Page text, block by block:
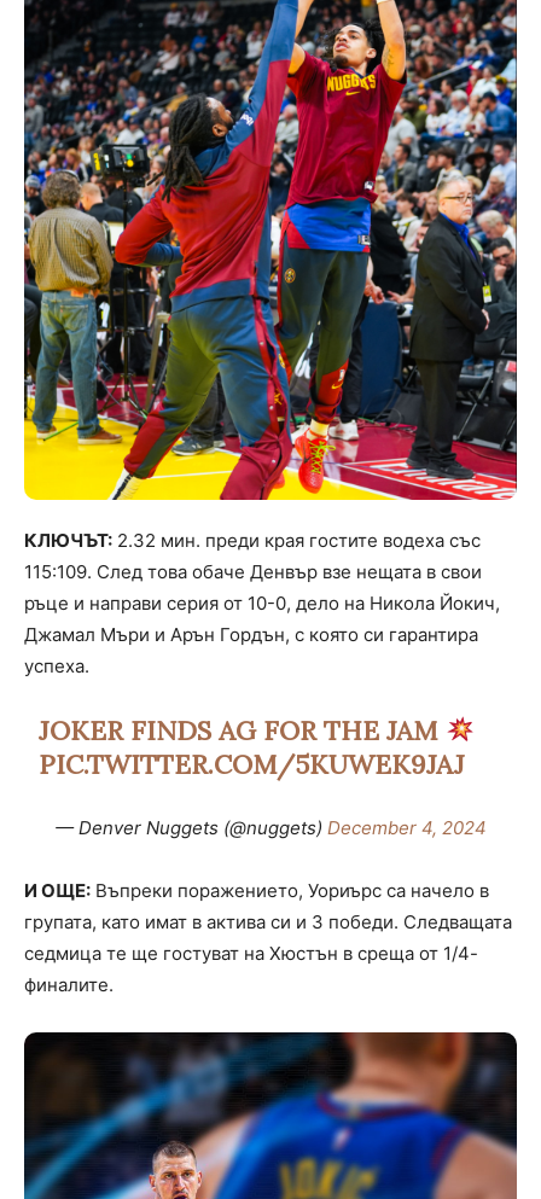
КЛЮЧЪТ: 2.32 мин. преди края гостите водеха със
115:109. След това обаче Денвър взе нещата в свои
ръце и направи серия от 10-0, дело на Никола Йокич,
Джамал Мъри и Арън Гордън, с която си гарантира
успеха.
JOKER FINDS AG FOR THE JAM
PIC.TWITTER.COM/5KUWEK9JAJ
— Denver Nuggets (@nuggets) December 4, 2024
И ОЩЕ: Въпреки поражението, Уориърс са начело в
групата, като имат в актива си и 3 победи. Следващата
седмица те ще гостуват на Хюстън в среща от 1/4-
финалите.